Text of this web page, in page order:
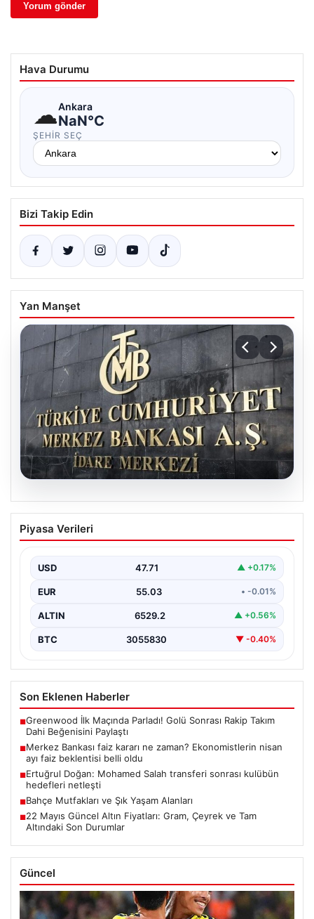
Hava Durumu
☁Ankara
NaN°C
ŞEHIR SEÇ
Bizi Takip Edin
Yan Manşet
Merkez Bankası faiz kararı ne zaman?
Ekonomistlerin nisan ayı faiz beklentisi
Piyasa Verileri
USD 47.71 ▲ +0.17%
EUR 55.03 • -0.01%
ALTIN 6529.2 ▲ +0.56%
BTC 3055830 ▼ -0.40%
Son Eklenen Haberler
■Greenwood İlk Maçında Parladı! Golü Sonrası Rakip Takım
Dahi Beğenisini Paylaştı
■Merkez Bankası faiz kararı ne zaman? Ekonomistlerin nisan
ayı faiz beklentisi belli oldu
■Ertuğrul Doğan: Mohamed Salah transferi sonrası kulübün
hedefleri netleşti
■Bahçe Mutfakları ve Şık Yaşam Alanları
■22 Mayıs Güncel Altın Fiyatları: Gram, Çeyrek ve Tam
Altındaki Son Durumlar
Güncel